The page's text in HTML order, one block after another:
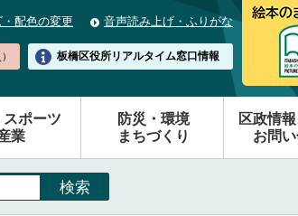
配色の変更 音声読み上げ・ふりがな
板橋区役所リアルタイム窓口情報
ポーツ
業
防災・環境
まちづくり
区政情
お問